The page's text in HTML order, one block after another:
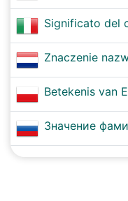
Significato del
Znaczenie
Betekenis van
Значение